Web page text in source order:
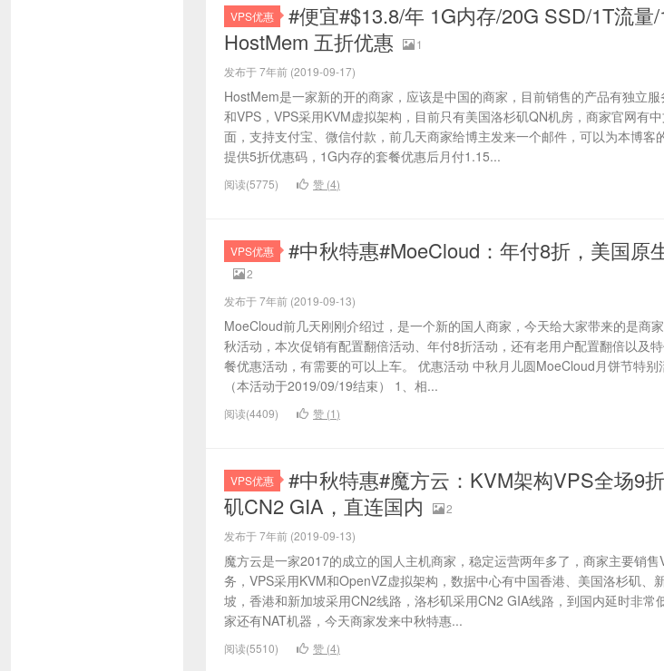
VPS优惠
#便宜#$13.8/年 1G内存/20G SSD/1T流量
HostMem 五折优惠
1
发布于 7年前 (2019-09-17)
HostMem是一家新的开的商家，应该是中国的商家，目前销售的产品有独立服
和VPS，VPS采用KVM虚拟架构，目前只有美国洛杉矶QN机房，商家官网有
面，支持支付宝、微信付款，前几天商家给博主发来一个邮件，可以为本博客
提供5折优惠码，1G内存的套餐优惠后月付1.15...
阅读(5775) 赞 (4)
VPS优惠 #中秋特惠#MoeCloud：年付8折，美国原
2
发布于 7年前 (2019-09-13)
MoeCloud前几天刚刚介绍过，是一个新的国人商家，今天给大家带来的是商
秋活动，本次促销有配置翻倍活动、年付8折活动，还有老用户配置翻倍以及
餐优惠活动，有需要的可以上车。 优惠活动 中秋月儿圆MoeCloud月饼节特别
（本活动于2019/09/19结束） 1、相...
阅读(4409) 赞 (1)
VPS优惠
#中秋特惠#魔方云：KVM架构VPS全场9
矶CN2 GIA，直连国内
2
发布于 7年前 (2019-09-13)
魔方云是一家2017的成立的国人主机商家，稳定运营两年多了，商家主要销售
务，VPS采用KVM和OpenVZ虚拟架构，数据中心有中国香港、美国洛杉矶、
坡，香港和新加坡采用CN2线路，洛杉矶采用CN2 GIA线路，到国内延时非常
家还有NAT机器，今天商家发来中秋特惠...
阅读(5510) 赞 (4)